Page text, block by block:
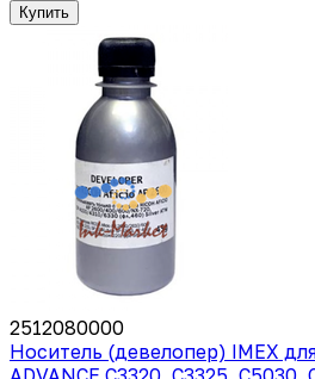
Купить
2512080000
Носитель (девелопер) IMEX